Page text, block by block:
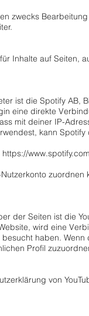
zwecks
Inhalte auf Seiten,
ist die Spotify AB,
eine direkte
mit deiner IP-
kann
https://
der Seiten ist die
wird eine
haben. Wenn
Profil
von